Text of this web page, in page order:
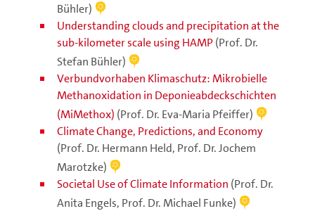
Bühler)
Understanding clouds and precipitation at the
sub-kilometer scale using HAMP(Prof. Dr.
Stefan Bühler)
Verbundvorhaben Klimaschutz: Mikrobielle
Methanoxidation in Deponieabdeckschichten
(MiMethox) (Prof. Dr. Eva-Maria Pfeiffer)
Climate Change, Predictions, and Economy
(Prof. Dr. Hermann Held, Prof. Dr. Jochem
Marotzke)
Societal Use of Climate Information (Prof. Dr.
Anita Engels, Prof. Dr. Michael Funke)